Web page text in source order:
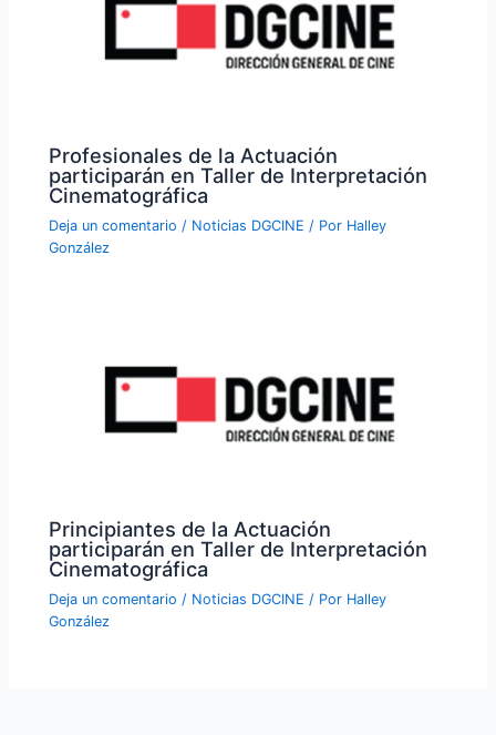
Profesionales de la Actuación
participarán en Taller de Interpretación
Cinematográfica
Deja un comentario / Noticias DGCINE / Por Halley
González
Principiantes de la Actuación
participarán en Taller de Interpretación
Cinematográfica
Deja un comentario / Noticias DGCINE / Por Halley
González